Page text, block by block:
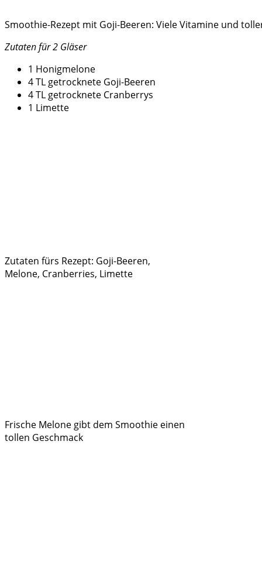
Smoothie-Rezept mit Goji-Beeren: Viele Vitamine und
Zutaten für 2 Gläser
1 Honigmelone
4 TL getrocknete Goji-Beeren
4 TL getrocknete Cranberrys
1 Limette
Zutaten fürs Rezept: Goji-Beeren,
Melone, Cranberries, Limette
Frische Melone gibt dem Smoothie einen
tollen Geschmack